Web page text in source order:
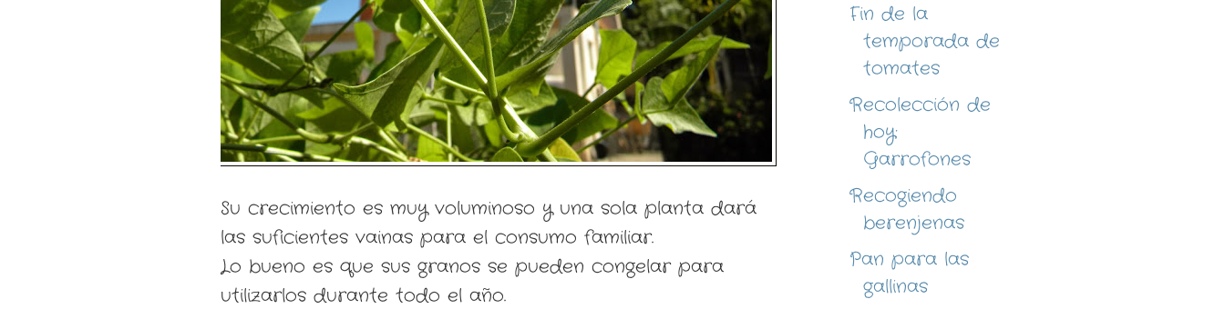
Su crecimiento es muy voluminoso y una sola planta dará
las suficientes vainas para el consumo familiar.
Lo bueno es que sus granos se pueden congelar para
utilizarlos durante todo el año.
Fin de la
temporada de
tomates
Recolección de
hoy:
Garrofones
Recogiendo
berenjenas
Pan para las
gallinas